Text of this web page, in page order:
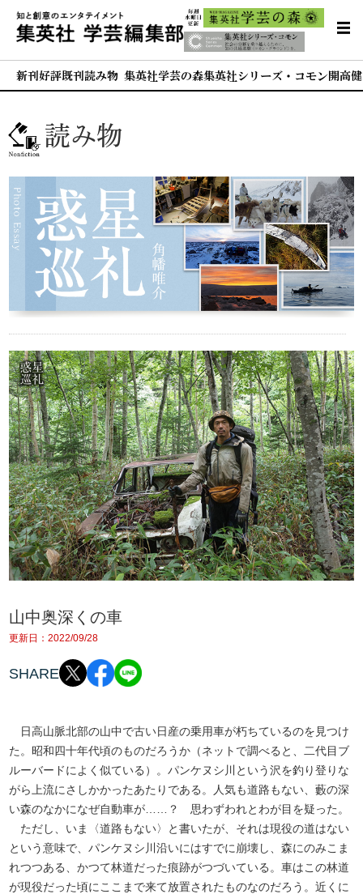
新刊 好評既刊 読み物 集英社学芸の森集英社シリーズ・コモン 開高
読み物
山中奥深くの車
更新日：2022/09/28
SHARE
日高山脈北部の山中で古い日産の乗用車が朽ちているのを見つけ
た。昭和四十年代頃のものだろうか（ネットで調べると、二代目ブ
ルーバードによく似ている）。パンケヌシ川という沢を釣り登りな
がら上流にさしかかったあたりである。人気も道路もない、藪の深
い森のなかになぜ自動車が……？ 思わずわれとわが目を疑った。
ただし、いま〈道路もない〉と書いたが、それは現役の道はない
という意味で、パンケヌシ川沿いにはすでに崩壊し、森にのみこま
れつつある、かつて林道だった痕跡がつづいている。車はこの林道
が現役だった頃にここまで来て放置されたものなのだろう。近くに